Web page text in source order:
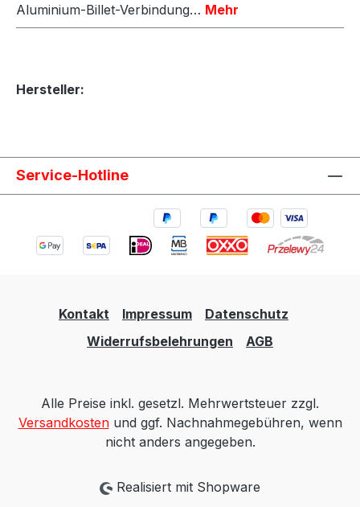
Aluminium-Billet-Verbindung… Mehr
Hersteller:
Service-Hotline
Kontakt Impressum
Datenschutz
Widerrufsbelehrungen
AGB
Alle Preise inkl. gesetzl. Mehrwertsteuer zzgl.
Versandkostenund ggf. Nachnahmegebühren, wenn
nicht anders angegeben.
Realisiert mit Shopware